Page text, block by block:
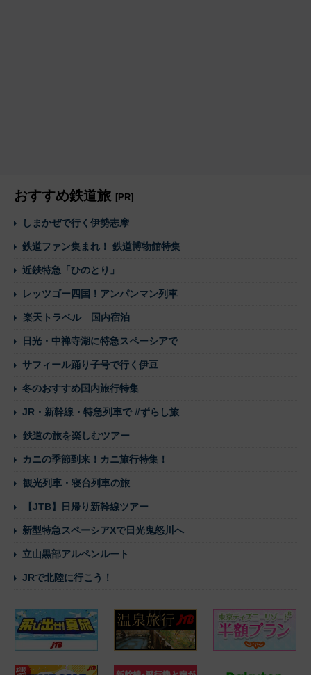
おすすめ鉄道旅 [PR]
しまかぜで行く伊勢志摩
鉄道ファン集まれ！ 鉄道博物館特集
近鉄特急「ひのとり」
レッツゴー四国！アンパンマン列車
楽天トラベル 国内宿泊
日光・中禅寺湖に特急スペーシアで
サフィール踊り子号で行く伊豆
冬のおすすめ国内旅行特集
JR・新幹線・特急列車で #ずらし旅
鉄道の旅を楽しむツアー
カニの季節到来！カニ旅行特集！
観光列車・寝台列車の旅
【JTB】日帰り新幹線ツアー
新型特急スペーシアXで日光鬼怒川へ
立山黒部アルペンルート
JRで北陸に行こう！